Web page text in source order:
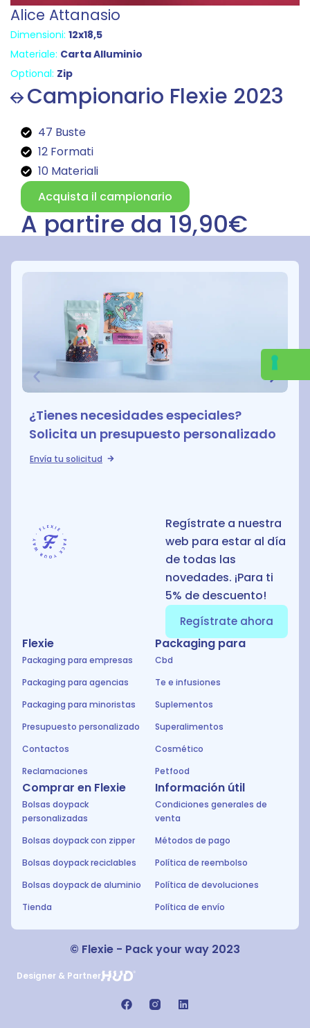
Carolina Autili
Materiale:
Campionario Flexie 2023
47 Buste
12 Formati
10 Materiali
Acquista il campionario
A partire da 19,90€
¿Tienes necesidades especiales?
Solicita un presupuesto personalizado
Envía tu solicitud
Regístrate a nuestra
web para estar al día
de todas las
novedades. ¡Para ti
5% de descuento!
Regístrate ahora
Flexie
Packaging para empresas
Packaging para agencias
Packaging para minoristas
Presupuesto personalizado
Contactos
Reclamaciones
Comprar en Flexie
Bolsas doypack
personalizadas
Bolsas doypack con zipper
Bolsas doypack reciclables
Bolsas doypack de aluminio
Tienda
Packaging para
Cbd
Te e infusiones
Suplementos
Superalimentos
Cosmético
Petfood
Información útil
Condiciones generales de
venta
Métodos de pago
Política de reembolso
Política de devoluciones
Política de envío
© Flexie - Pack your way 2023
Designer & Partner